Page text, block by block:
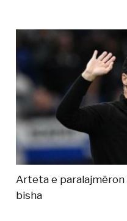
Arteta e paralajmëron
bisha